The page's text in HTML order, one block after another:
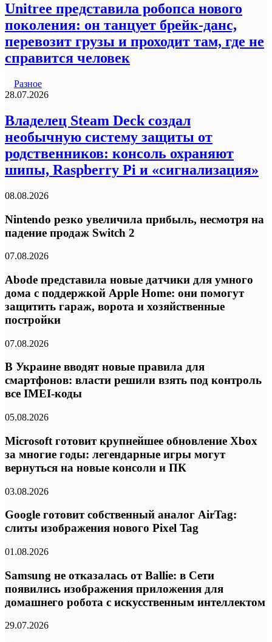
Unitree представила робопса нового
поколения: он танцует брейк-данс,
перевозит грузы и проходит там, где не
справится человек
Разное
28.07.2026
Владелец Steam Deck создал
необычную систему защиты от
родственников: консоль охраняют
шипы, Raspberry Pi и «сигнализация»
08.08.2026
Nintendo резко увеличила прибыль, несмотря на
падение продаж Switch 2
07.08.2026
Abode представила новые датчики для умного
дома с поддержкой Apple Home: они помогут
защитить гараж, ворота и хозяйственные
постройки
07.08.2026
В Украине вводят новые правила для
смартфонов: власти решили взять под контроль
все IMEI-коды
05.08.2026
Microsoft готовит крупнейшее обновление Xbox
за многие годы: легендарные игры могут
вернуться на новые консоли и ПК
03.08.2026
Google готовит собственный аналог AirTag:
слиты изображения нового Pixel Tag
01.08.2026
Samsung не отказалась от Ballie: в Сети
появились изображения приложения для
домашнего робота с искусственным интеллектом
29.07.2026